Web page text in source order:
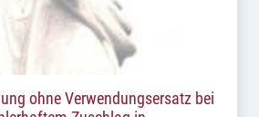
ohne Verwendungsersatz bei